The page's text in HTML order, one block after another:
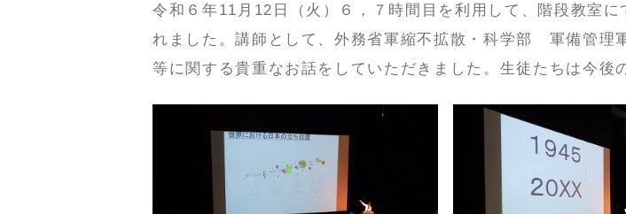
令和６年11月12日（火）６，７時間目を利用して、階段教室
れました。講師として、外務省軍縮不拡散・科学部 軍備管理
等に関する貴重なお話をしていただきました。生徒たちは今後